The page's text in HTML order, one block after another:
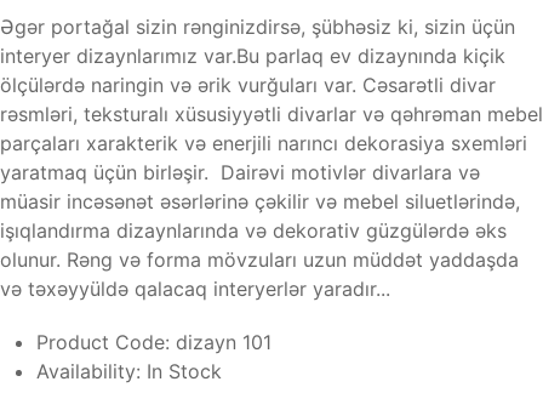
Əgər portağal sizin rənginizdirsə, şübhəsiz ki, sizin üçün
interyer dizaynlarımız var.Bu parlaq ev dizaynında kiçik
ölçülərdə naringin və ərik vurğuları var. Cəsarətli divar
rəsmləri, teksturalı xüsusiyyətli divarlar və qəhrəman mebel
parçaları xarakterik və enerjili narıncı dekorasiya sxemləri
yaratmaq üçün birləşir. Dairəvi motivlər divarlara və
müasir incəsənət əsərlərinə çəkilir və mebel siluetlərində,
işıqlandırma dizaynlarında və dekorativ güzgülərdə əks
olunur. Rəng və forma mövzuları uzun müddət yaddaşda
və təxəyyüldə qalacaq interyerlər yaradır...
Product Code: dizayn 101
Availability: In Stock